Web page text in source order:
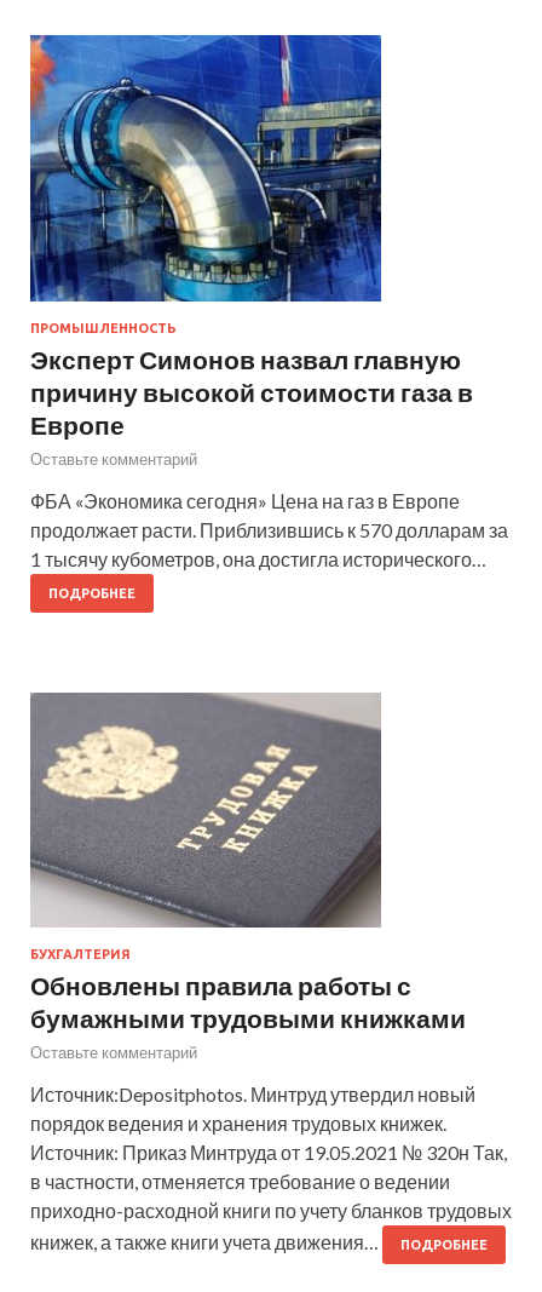
ПРОМЫШЛЕННОСТЬ
Эксперт Симонов назвал главную
причину высокой стоимости газа в
Европе
Оставьте комментарий
ФБА «Экономика сегодня» Цена на газ в Европе
продолжает расти. Приблизившись к 570 долларам за
1 тысячу кубометров, она достигла исторического…
ПОДРОБНЕЕ
БУХГАЛТЕРИЯ
Обновлены правила работы с
бумажными трудовыми книжками
Оставьте комментарий
Источник:Depositphotos. Минтруд утвердил новый
порядок ведения и хранения трудовых книжек.
Источник: Приказ Минтруда от 19.05.2021 № 320н Так,
в частности, отменяется требование о ведении
приходно-расходной книги по учету бланков трудовых
книжек, а также книги учета движения…
ПОДРОБНЕЕ